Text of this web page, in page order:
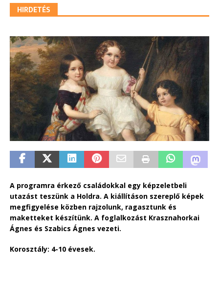
HIRDETÉS
A programra érkező családokkal egy képzeletbeli
utazást teszünk a Holdra. A kiállításon szereplő képek
megfigyelése közben rajzolunk, ragasztunk és
maketteket készítünk. A foglalkozást Krasznahorkai
Ágnes és Szabics Ágnes vezeti.
Korosztály: 4-10 évesek.